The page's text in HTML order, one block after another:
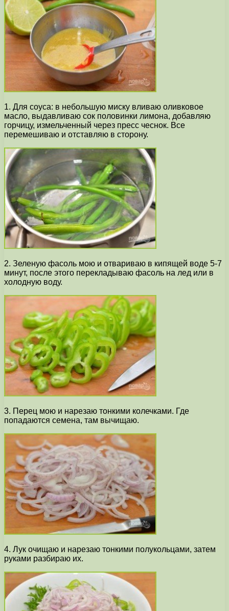
1. Для соуса: в небольшую миску вливаю оливковое
масло, выдавливаю сок половинки лимона, добавляю
горчицу, измельченный через пресс чеснок. Все
перемешиваю и отставляю в сторону.
2. Зеленую фасоль мою и отвариваю в кипящей воде 5-7
минут, после этого перекладываю фасоль на лед или в
холодную воду.
3. Перец мою и нарезаю тонкими колечками. Где
попадаются семена, там вычищаю.
4. Лук очищаю и нарезаю тонкими полукольцами, затем
руками разбираю их.